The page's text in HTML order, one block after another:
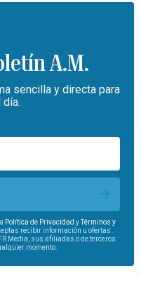
A.M.
sencilla y directa para
Política de Privacidad yTérminos y
recibir información u ofertas
Media, sus afiliadas o de terceros.
momento.